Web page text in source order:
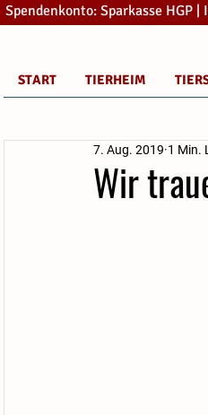
Spendenkonto: Sparkasse HGP
START TIERHEIM
Wir
7. Aug. 2019 1 Min.